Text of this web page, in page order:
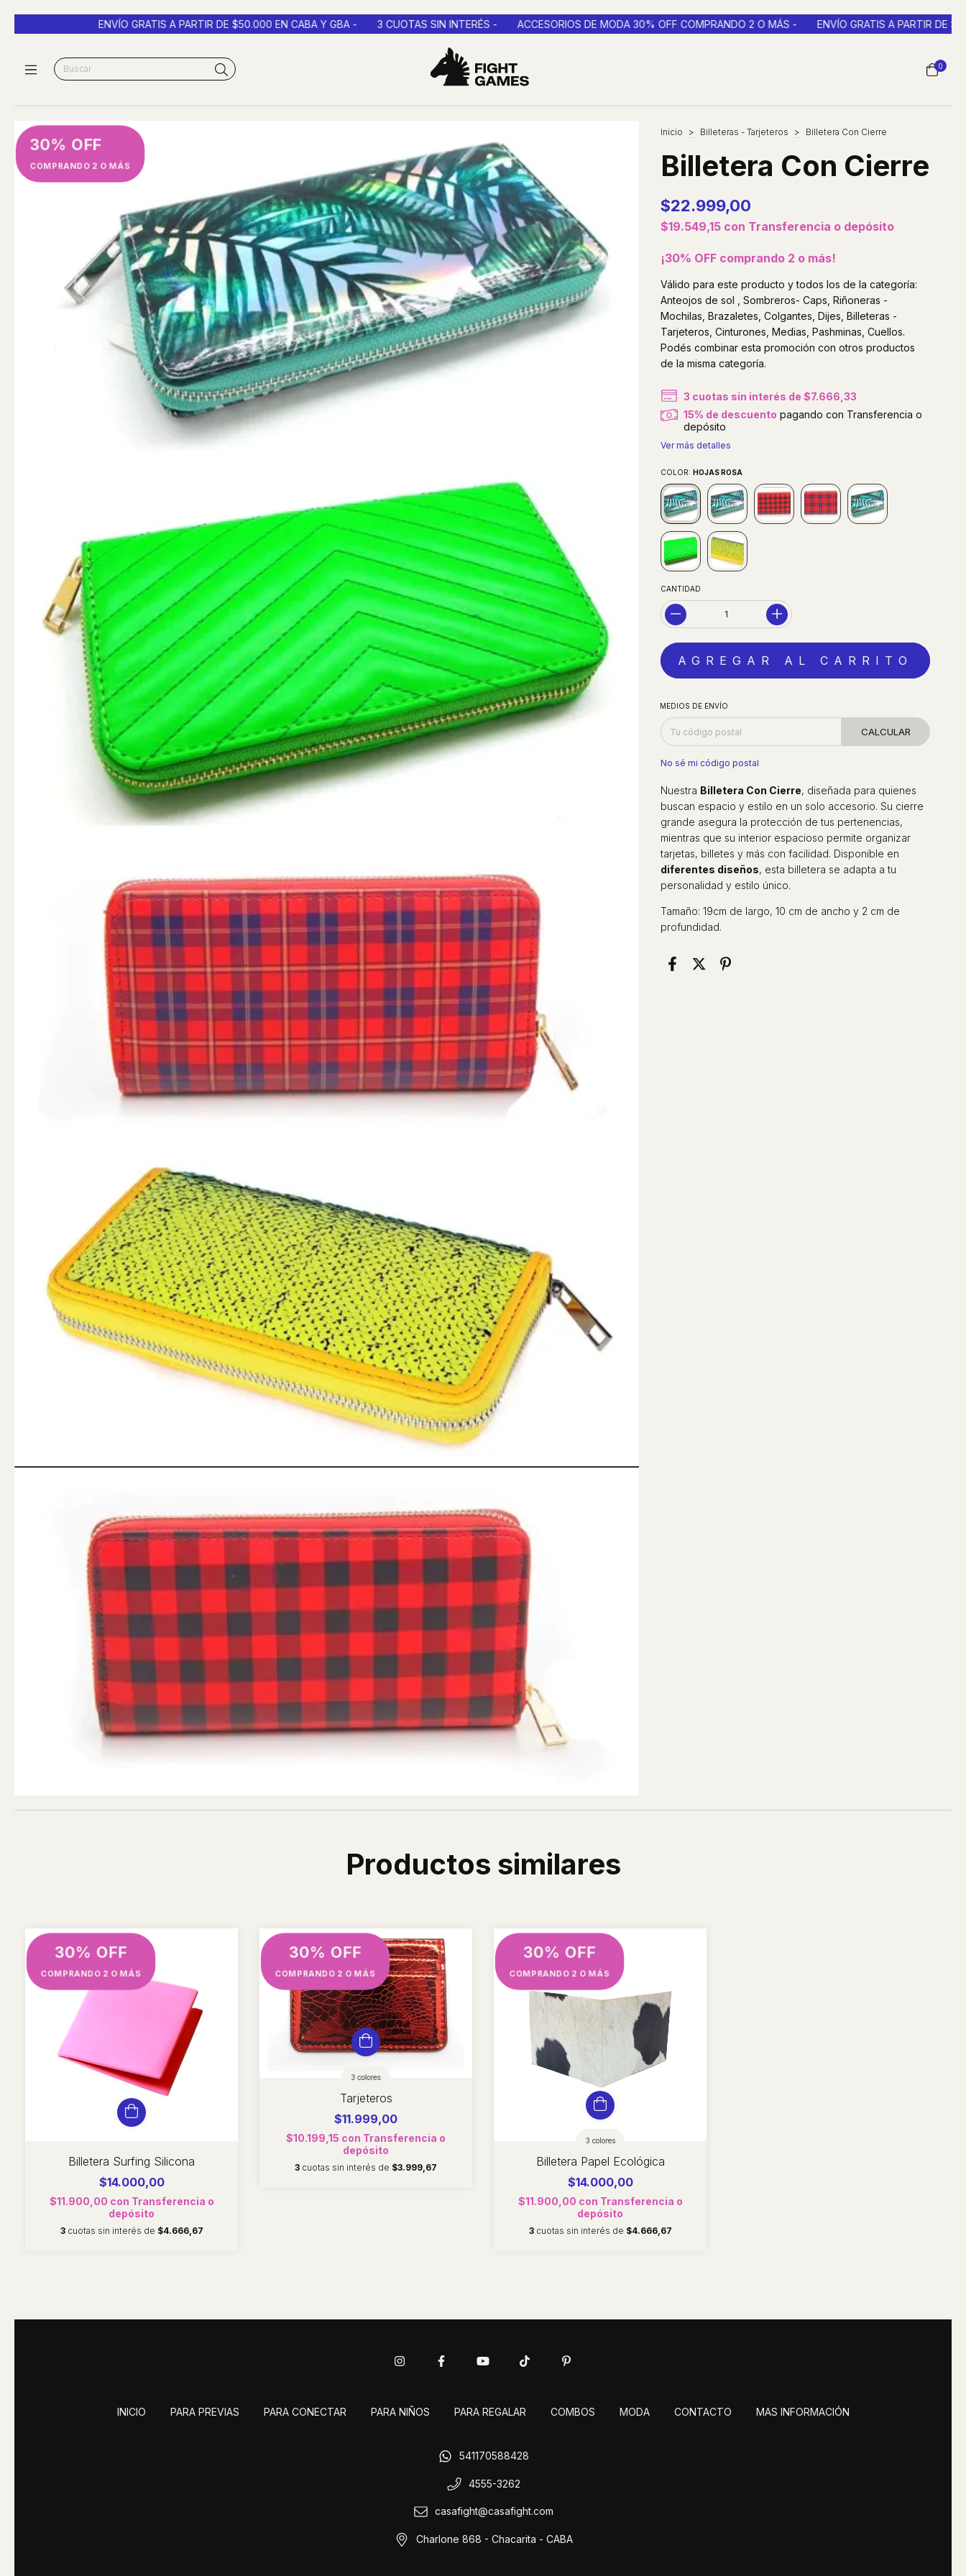
ENVÍO GRATIS A PARTIR DE $50.000 EN CABA Y GBA - 3 CUOTAS SIN INTERÉS - ACCESORIOS DE MODA 30% OFF COMPRANDO 2 O MÁS - ENVÍO GRATIS A PARTIR DE $50.000 EN CABA Y
0
30% OFF
COMPRANDO 2 O MÁS
Inicio > Billeteras - Tarjeteros > Billetera Con Cierre
Billetera Con Cierre
$22.999,00
$19.549,15 con Transferencia o depósito
¡30% OFF comprando 2 o más!
Válido para este producto y todos los de la categoría:
Anteojos de sol , Sombreros- Caps, Riñoneras -
Mochilas, Brazaletes, Colgantes, Dijes, Billeteras -
Tarjeteros, Cinturones, Medias, Pashminas, Cuellos.
Podés combinar esta promoción con otros productos
de la misma categoría.
3 cuotas sin interés de $7.666,33
15% de descuento pagando con Transferencia o
depósito
Ver más detalles
COLOR:HOJAS ROSA
CANTIDAD
MEDIOS DE ENVÍO
CALCULAR
No sé mi código postal
Nuestra Billetera Con Cierre, diseñada para quienes
buscan espacio y estilo en un solo accesorio. Su cierre
grande asegura la protección de tus pertenencias,
mientras que su interior espacioso permite organizar
tarjetas, billetes y más con facilidad. Disponible en
diferentes diseños, esta billetera se adapta a tu
personalidad y estilo único.
Tamaño: 19cm de largo, 10 cm de ancho y 2 cm de
profundidad.
Productos similares
30% OFF
COMPRANDO 2 O MÁS
Billetera Surfing Silicona
$14.000,00
$11.900,00 con Transferencia o
depósito
3 cuotas sin interés de $4.666,67
30% OFF
COMPRANDO 2 O MÁS
3 colores
Tarjeteros
$11.999,00
$10.199,15 con Transferencia o
depósito
3 cuotas sin interés de $3.999,67
30% OFF
COMPRANDO 2 O MÁS
3 colores
Billetera Papel Ecológica
$14.000,00
$11.900,00 con Transferencia o
depósito
3 cuotas sin interés de $4.666,67
INICIO PARA PREVIAS PARA CONECTAR PARA NIÑOS PARA REGALAR COMBOS MODA CONTACTO MAS INFORMACIÓN
541170588428
4555-3262
casafight@casafight.com
Charlone 868 - Chacarita - CABA